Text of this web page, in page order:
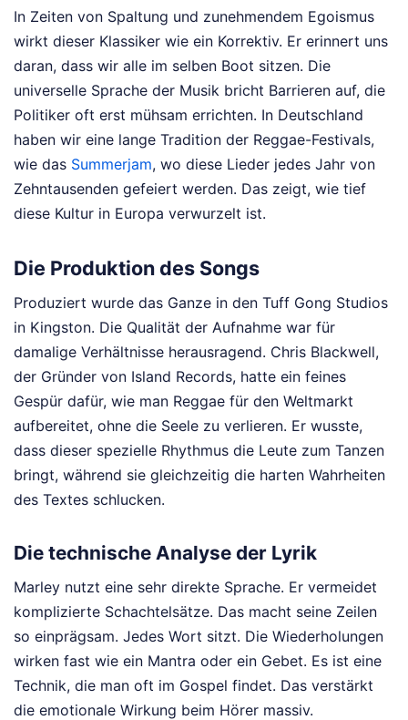
In Zeiten von Spaltung und zunehmendem Egoismus
wirkt dieser Klassiker wie ein Korrektiv. Er erinnert uns
daran, dass wir alle im selben Boot sitzen. Die
universelle Sprache der Musik bricht Barrieren auf, die
Politiker oft erst mühsam errichten. In Deutschland
haben wir eine lange Tradition der Reggae-Festivals,
wie das Summerjam, wo diese Lieder jedes Jahr von
Zehntausenden gefeiert werden. Das zeigt, wie tief
diese Kultur in Europa verwurzelt ist.
Die Produktion des Songs
Produziert wurde das Ganze in den Tuff Gong Studios
in Kingston. Die Qualität der Aufnahme war für
damalige Verhältnisse herausragend. Chris Blackwell,
der Gründer von Island Records, hatte ein feines
Gespür dafür, wie man Reggae für den Weltmarkt
aufbereitet, ohne die Seele zu verlieren. Er wusste,
dass dieser spezielle Rhythmus die Leute zum Tanzen
bringt, während sie gleichzeitig die harten Wahrheiten
des Textes schlucken.
Die technische Analyse der Lyrik
Marley nutzt eine sehr direkte Sprache. Er vermeidet
komplizierte Schachtelsätze. Das macht seine Zeilen
so einprägsam. Jedes Wort sitzt. Die Wiederholungen
wirken fast wie ein Mantra oder ein Gebet. Es ist eine
Technik, die man oft im Gospel findet. Das verstärkt
die emotionale Wirkung beim Hörer massiv.